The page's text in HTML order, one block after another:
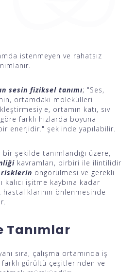
istenmeyen ve rahatsız
sesin fiziksel tanımı; "Ses,
ortamdaki molekülleri
ortamın katı, sıvı
farklı hızlarda boyuna
enerjidir." şeklinde yapılabilir.
bir şekilde tanımlandığı üzere,
kavramları, birbiri ile ilintilidir
risklerin öngörülmesi ve gerekli
kalıcı işitme kaybına kadar
önlenmesinde
Tanımlar
sıra, çalışma ortamında iş
farklı gürültü çeşitlerinden ve